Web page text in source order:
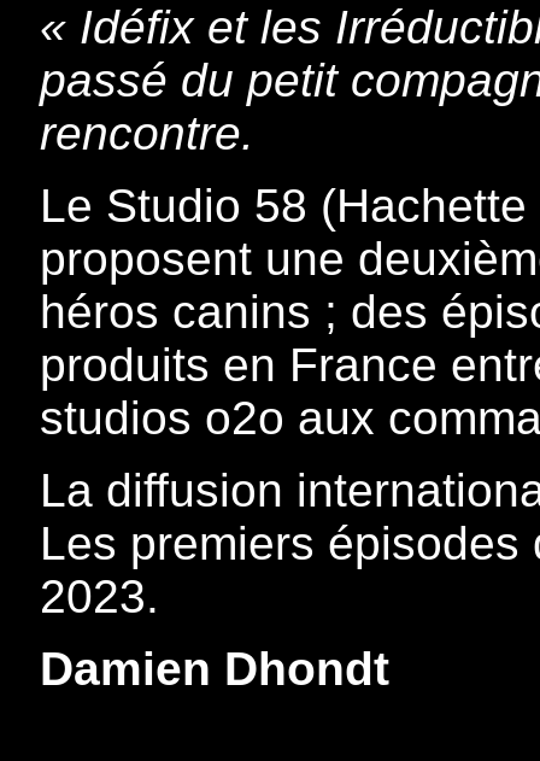
« Idéfix et les
passé du petit
rencontre.
Le Studio 58
proposent une
héros canins ; des
produits en France
studios o2o aux
La diffusion
Les premiers épisodes
2023.
Damien Dhondt